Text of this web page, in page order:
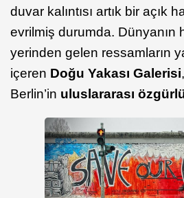
duvar kalıntısı artık bir açık
evrilmiş durumda. Dünyanın
yerinden gelen ressamların
içeren Doğu Yakası Galerisi
Berlin’in uluslararası